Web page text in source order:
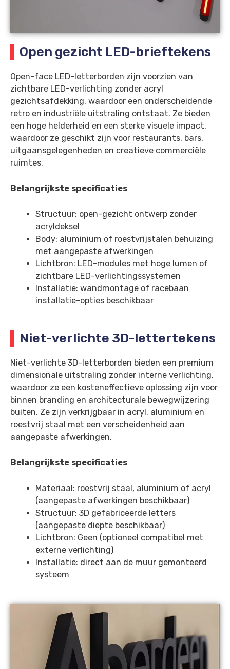
Open gezicht LED-brieftekens
Open-face LED-letterborden zijn voorzien van
zichtbare LED-verlichting zonder acryl
gezichtsafdekking, waardoor een onderscheidende
retro en industriële uitstraling ontstaat. Ze bieden
een hoge helderheid en een sterke visuele impact,
waardoor ze geschikt zijn voor restaurants, bars,
uitgaansgelegenheden en creatieve commerciële
ruimtes.
Belangrijkste specificaties
Structuur: open-gezicht ontwerp zonder
acryldeksel
Body: aluminium of roestvrijstalen behuizing
met aangepaste afwerkingen
Lichtbron: LED-modules met hoge lumen of
zichtbare LED-verlichtingssystemen
Installatie: wandmontage of racebaan
installatie-opties beschikbaar
Niet-verlichte 3D-lettertekens
Niet-verlichte 3D-letterborden bieden een premium
dimensionale uitstraling zonder interne verlichting,
waardoor ze een kosteneffectieve oplossing zijn voor
binnen branding en architecturale bewegwijzering
buiten. Ze zijn verkrijgbaar in acryl, aluminium en
roestvrij staal met een verscheidenheid aan
aangepaste afwerkingen.
Belangrijkste specificaties
Materiaal: roestvrij staal, aluminium of acryl
(aangepaste afwerkingen beschikbaar)
Structuur: 3D gefabriceerde letters
(aangepaste diepte beschikbaar)
Lichtbron: Geen (optioneel compatibel met
externe verlichting)
Installatie: direct aan de muur gemonteerd
systeem